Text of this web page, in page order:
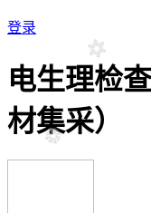
登录
电生理检
材集采）